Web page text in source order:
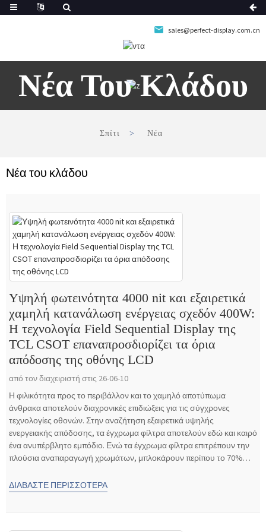
sales@perfect-display.com.cn
Νέα Του Κλάδου
Σπίτι Νέα
Νέα του κλάδου
Υψηλή φωτεινότητα 4000 nit και εξαιρετικά
χαμηλή κατανάλωση ενέργειας σχεδόν 400W:
Η τεχνολογία Field Sequential Display της
TCL CSOT επαναπροσδιορίζει τα όρια
απόδοσης της οθόνης LCD
από τον διαχειριστή στις 26-06-10
Η φιλικότητα προς το περιβάλλον και το χαμηλό αποτύπωμα
άνθρακα αποτελούν διαχρονικές επιδιώξεις για τις σύγχρονες
τεχνολογίες οθονών. Στην αναζήτηση εξαιρετικά υψηλής
ενεργειακής απόδοσης, τα έγχρωμα φίλτρα αποτελούν εδώ και καιρό
ένα ανυπέρβλητο εμπόδιο. Ενώ τα έγχρωμα φίλτρα επιτρέπουν την
πλούσια αναπαραγωγή χρωμάτων, μπλοκάρουν περίπου το 70%
ΔΙΑΒΆΣΤΕ ΠΕΡΙΣΣΌΤΕΡΑ